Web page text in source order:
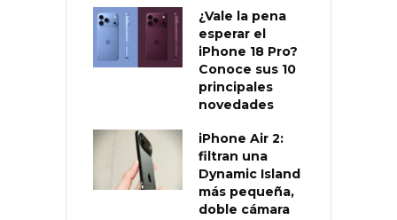
¿Vale la pena
esperar el
iPhone 18 Pro?
Conoce sus 10
principales
novedades
iPhone Air 2:
filtran una
Dynamic Island
más pequeña,
doble cámara